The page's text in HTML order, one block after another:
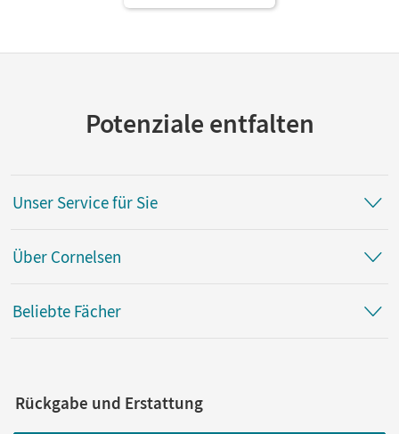
Potenziale entfalten
Unser Service für Sie
Über Cornelsen
Beliebte Fächer
Rückgabe und Erstattung